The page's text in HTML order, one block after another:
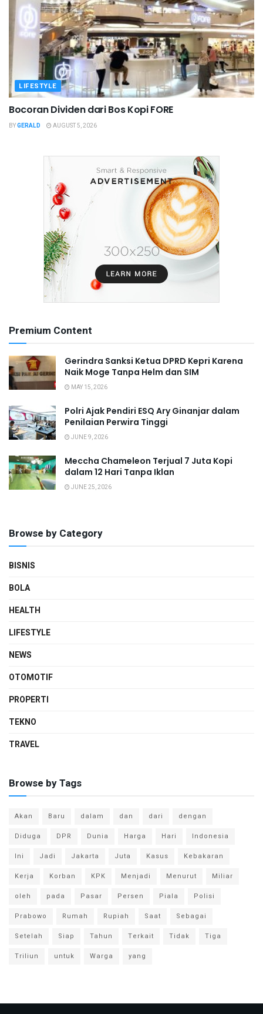
LIFESTYLE
Bocoran Dividen dari Bos Kopi FORE
BYGERALD AUGUST 5, 2026
Premium Content
Gerindra Sanksi Ketua DPRD Kepri Karena
Naik Moge Tanpa Helm dan SIM
MAY 15, 2026
Polri Ajak Pendiri ESQ Ary Ginanjar dalam
Penilaian Perwira Tinggi
JUNE 9, 2026
Meccha Chameleon Terjual 7 Juta Kopi
dalam 12 Hari Tanpa Iklan
JUNE 25, 2026
Browse by Category
BISNIS
BOLA
HEALTH
LIFESTYLE
NEWS
OTOMOTIF
PROPERTI
TEKNO
TRAVEL
Browse by Tags
Akan Baru dalam dan dari
dengan
Diduga
DPR Dunia Harga Hari
Indonesia
Ini
Jadi Jakarta Juta Kasus
Kebakaran
Kerja
Korban KPK Menjadi Menurut
Miliar
oleh
pada Pasar Persen Piala
Polisi
Prabowo
Rumah Rupiah Saat
Sebagai
Setelah
Siap Tahun Terkait Tidak
Tiga
Triliun
untuk Warga yang